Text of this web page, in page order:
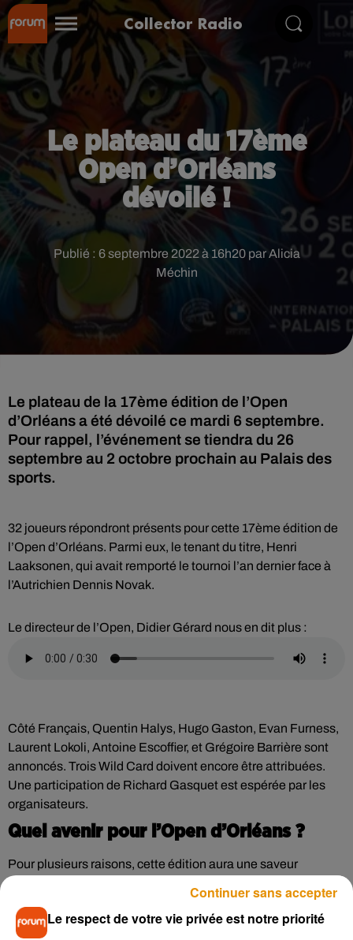
Collector Radio
Le plateau du 17ème
Open d’Orléans
dévoilé !
Publié : 6 septembre 2022 à 16h20 par Alicia
Méchin
Le plateau de la 17ème édition de l’Open
d’Orléans a été dévoilé ce mardi 6 septembre.
Pour rappel, l’événement se tiendra du 26
septembre au 2 octobre prochain au Palais des
sports.
32 joueurs répondront présents pour cette 17ème édition de
l’Open d’Orléans. Parmi eux, le tenant du titre, Henri
Laaksonen, qui avait remporté le tournoi l’an dernier face à
l’Autrichien Dennis Novak.
Le directeur de l’Open, Didier Gérard nous en dit plus :
Côté Français, Quentin Halys, Hugo Gaston, Evan Furness,
Laurent Lokoli, Antoine Escoffier, et Grégoire Barrière sont
annoncés. Trois Wild Card doivent encore être attribuées.
Une participation de Richard Gasquet est espérée par les
organisateurs.
Quel avenir pour l’Open d’Orléans ?
Pour plusieurs raisons, cette édition aura une saveur
COVID pour les organisateurs, qui ont vu, avec soulagement,
le protocole sanitaire s’alléger.
Le respect de votre vie privée est notre priorité
Continuer sans accepter